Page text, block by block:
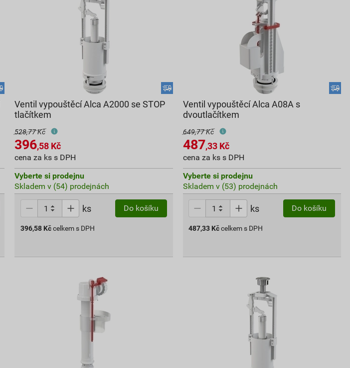
Ventil vypouštěcí Alca A2000 se STOP
tlačítkem
528,77 Kč
396,58 Kč
cena za ks s DPH
Vyberte si prodejnu
Skladem v (54) prodejnách
ks Do košíku
396,58 Kčcelkem s DPH
Ventil vypouštěcí Alca A08A s
dvoutlačítkem
649,77 Kč
487,33Kč
cena za ks s DPH
Vyberte si prodejnu
Skladem v (53) prodejnách
ks Do košíku
487,33 Kč celkem s DPH